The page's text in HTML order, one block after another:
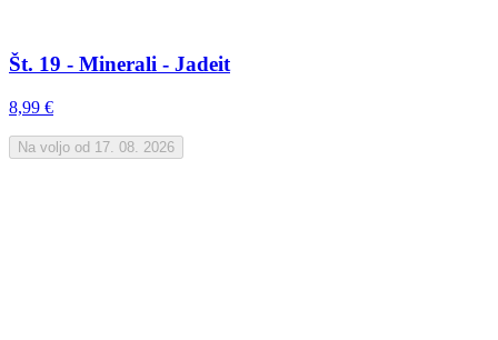
Št. 19 - Minerali - Jadeit
8,99 €
Na voljo od 17. 08. 2026